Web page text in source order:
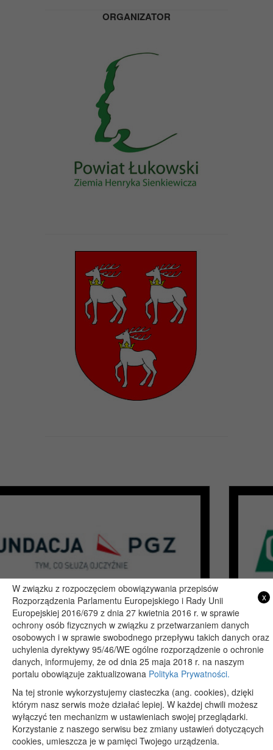
ORGANIZATOR
Copyright 2019@ - Muzeum Henryka Sienkiewicza w Woli Okrzejskiej
Projekt i wykonanie: itlu.pl
x
W związku z rozpoczęciem obowiązywania przepisów
Rozporządzenia Parlamentu Europejskiego i Rady Unii
Europejskiej 2016/679 z dnia 27 kwietnia 2016 r. w sprawie
ochrony osób fizycznych w związku z przetwarzaniem danych
osobowych i w sprawie swobodnego przepływu takich danych oraz
uchylenia dyrektywy 95/46/WE ogólne rozporządzenie o ochronie
danych, informujemy, że od dnia 25 maja 2018 r. na naszym
portalu obowiązuje zaktualizowana Polityka Prywatności.
Na tej stronie wykorzystujemy ciasteczka (ang. cookies), dzięki
którym nasz serwis może działać lepiej. W każdej chwili możesz
wyłączyć ten mechanizm w ustawieniach swojej przeglądarki.
Korzystanie z naszego serwisu bez zmiany ustawień dotyczących
cookies, umieszcza je w pamięci Twojego urządzenia.